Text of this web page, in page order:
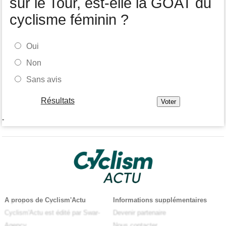
cyclisme féminin ?
Oui
Non
Sans avis
Résultats
-
A propos de Cyclism'Actu
Cyclism'Actu est édité par Swar-
Informations supplémentaires
Devenir partenaire